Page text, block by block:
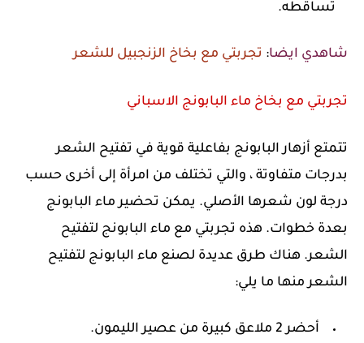
تساقطه.
شاهدي ايضا: تجربتي مع بخاخ الزنجبيل للشعر
تجربتي مع بخاخ ماء البابونج الاسباني
تتمتع أزهار البابونج بفاعلية قوية في تفتيح الشعر
بدرجات متفاوتة ، والتي تختلف من امرأة إلى أخرى حسب
درجة لون شعرها الأصلي. يمكن تحضير ماء البابونج
بعدة خطوات. هذه تجربتي مع ماء البابونج لتفتيح
الشعر. هناك طرق عديدة لصنع ماء البابونج لتفتيح
الشعر منها ما يلي:
أحضر 2 ملاعق كبيرة من عصير الليمون.